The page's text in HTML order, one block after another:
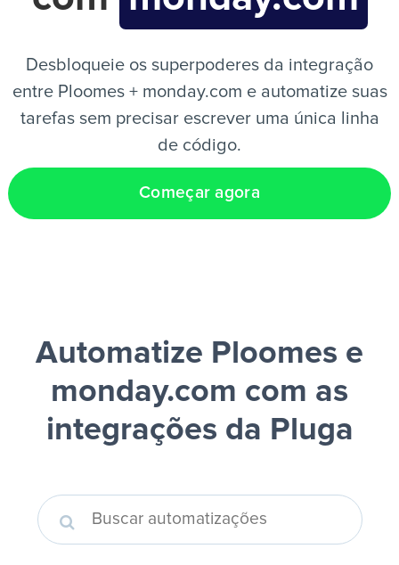
Desbloqueie os superpoderes da integração
entre Ploomes + monday.com e automatize suas
tarefas sem precisar escrever uma única linha
de código.
Começar agora
Automatize Ploomes e
monday.com com as
integrações da Pluga